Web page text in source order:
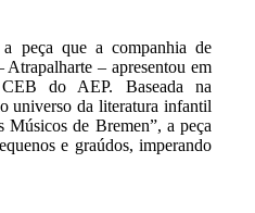
peça que a companhia de
– apresentou em
do AEP. Baseada na
universo da literatura infantil
Músicos de Bremen”, a peça
e graúdos, imperando